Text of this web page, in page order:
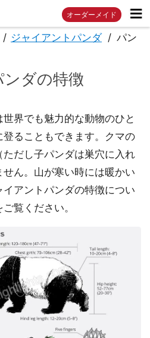
オーダーメイド
ジャイアントパンダ
パン
ダの特徴
界でも魅力的な動物のひと
ることもできます。クマの
だし子パンダは巣穴に入れ
ん。山が寒い時には暖かい
アントパンダの特徴につい
覧ください。